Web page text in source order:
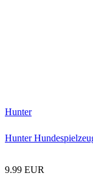
Hunter
Hunter
9.99 EUR